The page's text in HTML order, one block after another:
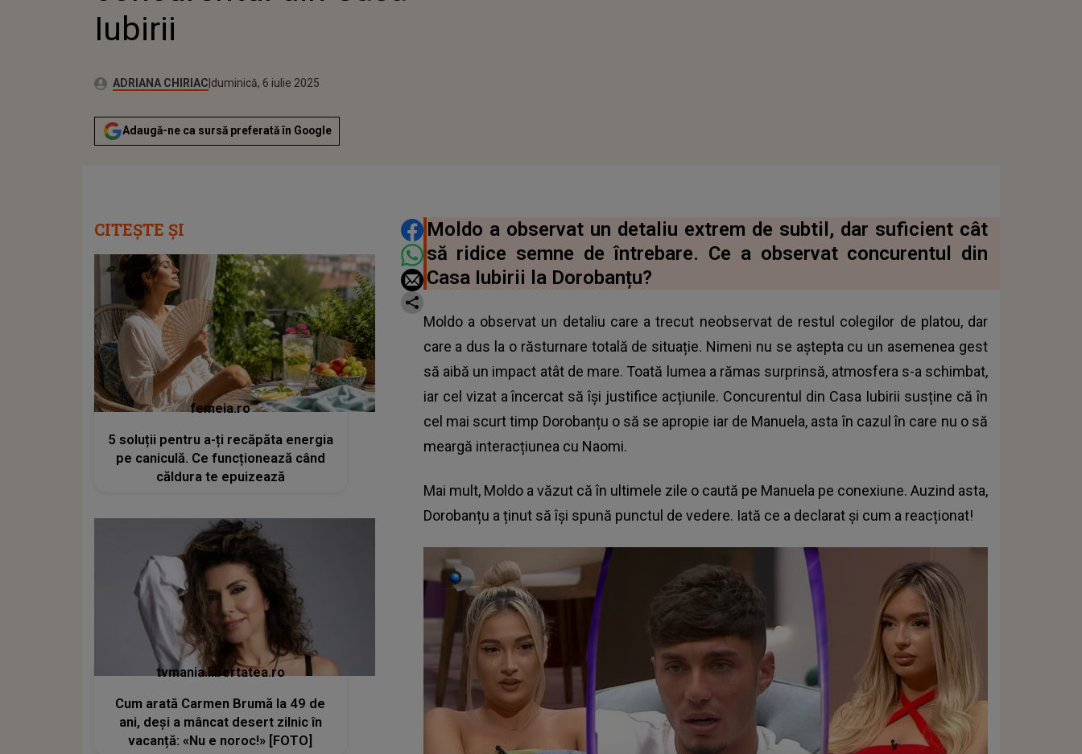
Iubirii
Autor:ADRIANA CHIRIACPublicat:
duminică, 6 iulie 2025
Actualizat:
duminică, 6 iulie 2025
Adaugă-ne ca sursă preferată în Google
DISTRIBUIE ARTICOLUL
Moldo a observat un detaliu extrem de subtil, dar suficient cât
să ridice semne de întrebare. Ce a observat concurentul din
Casa Iubirii la Dorobanțu?
Moldo a observat un detaliu care a trecut neobservat de restul colegilor de platou, dar
care a dus la o răsturnare totală de situație. Nimeni nu se aștepta cu un asemenea gest
să aibă un impact atât de mare. Toată lumea a rămas surprinsă, atmosfera s-a schimbat,
iar cel vizat a încercat să își justifice acțiunile. Concurentul din Casa Iubirii susține că în
cel mai scurt timp Dorobanțu o să se apropie iar de Manuela, asta în cazul în care nu o să
meargă interacțiunea cu Naomi.
Mai mult, Moldo a văzut că în ultimele zile o caută pe Manuela pe conexiune. Auzind asta,
Dorobanțu a ținut să își spună punctul de vedere. Iată ce a declarat și cum a reacționat!
CITEȘTE ȘI
femeia.ro
5 soluții pentru a-ți recăpăta energia
pe caniculă. Ce funcționează când
căldura te epuizează
tvmania.libertatea.ro
Cum arată Carmen Brumă la 49 de
ani, deși a mâncat desert zilnic în
vacanță: «Nu e noroc!» [FOTO]